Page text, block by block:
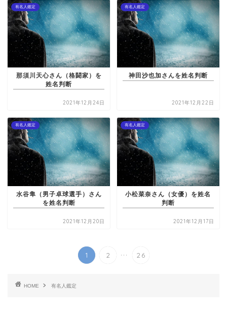
有名人鑑定
那須川天心さん（格闘家）を
姓名判断
2021年12月24日
有名人鑑定
神田沙也加さんを姓名判断
2021年12月22日
有名人鑑定
水谷隼（男子卓球選手）さん
を姓名判断
2021年12月20日
有名人鑑定
小松菜奈さん（女優）を姓名
判断
2021年12月17日
1 2 ... 26
HOME 有名人鑑定